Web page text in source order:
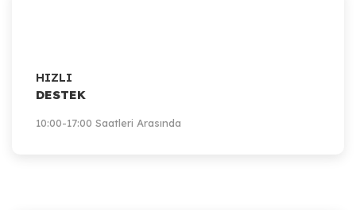
HIZLI
DESTEK
10:00-17:00 Saatleri Arasında